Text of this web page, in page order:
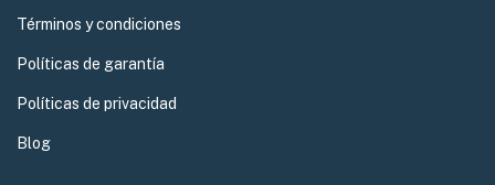
Términos y condiciones
Políticas de garantía
Políticas de privacidad
Blog